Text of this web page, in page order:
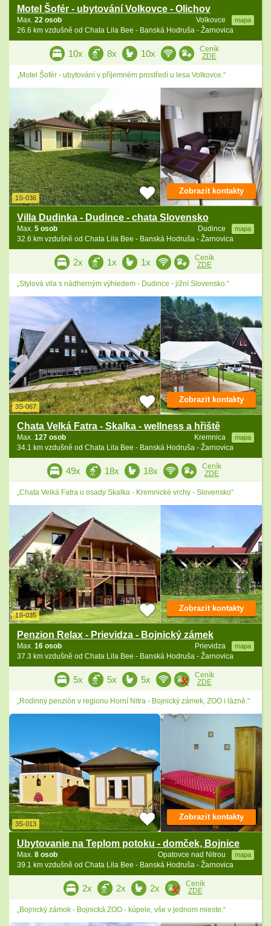
Motel Šofér - ubytování Volkovce - Olichov
Volkovce mapa
Max. 22 osob
26.6 km vzdušně od Chata Lila Bee - Banská Hodruša - Žarnovica
10x 8x 10x
Ceník
ZDE
„Motel Šofér - ubytování v příjemném prostředí u lesa Volkovce.“
1S-036
Villa Dudinka - Dudince - chata Slovensko
Dudince mapa
Max. 5 osob
32.6 km vzdušně od Chata Lila Bee - Banská Hodruša - Žarnovica
Zobrazit kontakty
2x 1x 1x
Ceník
ZDE
„Stylová vila s nádherným výhledem - Dudince - jižní Slovensko.“
3S-067
Chata Velká Fatra - Skalka - wellness a hřiště
Kremnica mapa
Max. 127 osob
34.1 km vzdušně od Chata Lila Bee - Banská Hodruša - Žarnovica
Zobrazit kontakty
49x 18x 18x
Ceník
ZDE
„Chata Velká Fatra u osady Skalka - Kremnické vrchy - Slovensko“
1S-035
Penzion Relax - Prievidza - Bojnický zámek
Prievidza mapa
Max. 16 osob
37.3 km vzdušně od Chata Lila Bee - Banská Hodruša - Žarnovica
Zobrazit kontakty
5x 5x 5x
Ceník
ZDE
„Rodinný penzión v regionu Horní Nitra - Bojnický zámek, ZOO i lázně.“
3S-013
Ubytovanie na Teplom potoku - domček, Bojnice
Opatovce nad Nitrou mapa
Max. 8 osob
39.1 km vzdušně od Chata Lila Bee - Banská Hodruša - Žarnovica
Zobrazit kontakty
2x 2x 2x
Ceník
ZDE
„Bojnický zámok - Bojnická ZOO - kúpele, vše v jednom mieste.“